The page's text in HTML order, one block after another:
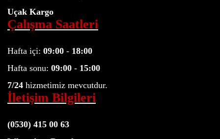
Uçak Kargo
Çalışma Saatleri
Hafta içi: 09:00 - 18:00
Hafta sonu: 09:00 - 15:00
7/24 hizmetimiz mevcutdur.
İletişim Bilgileri
(0530) 415 00 63